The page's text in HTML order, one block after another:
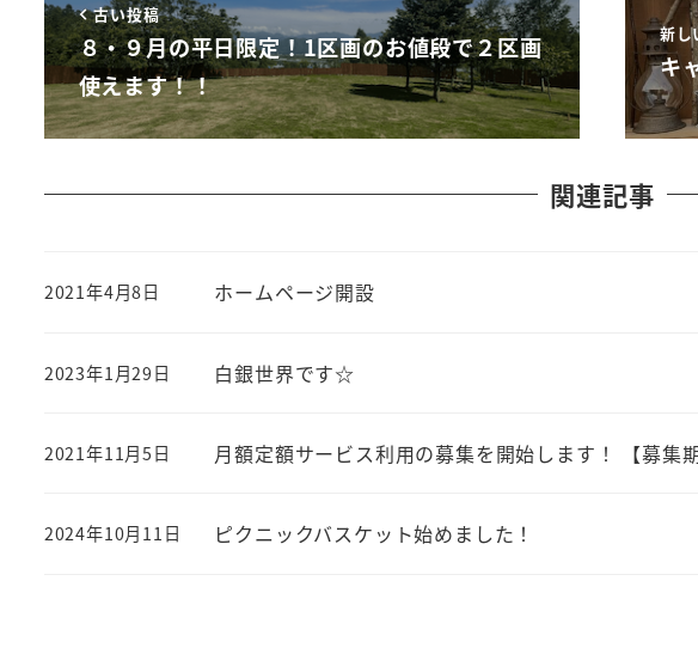
古い投稿
８・９月の平日限定！1区画のお値段で２区画
使えます！！
新し
キ
関連記事
ホームページ開設
2021年4月8日
白銀世界です☆
2023年1月29日
月額定額サービス利用の募集を開始します！ 【募集
2021年11月5日
ピクニックバスケット始めました！
2024年10月11日